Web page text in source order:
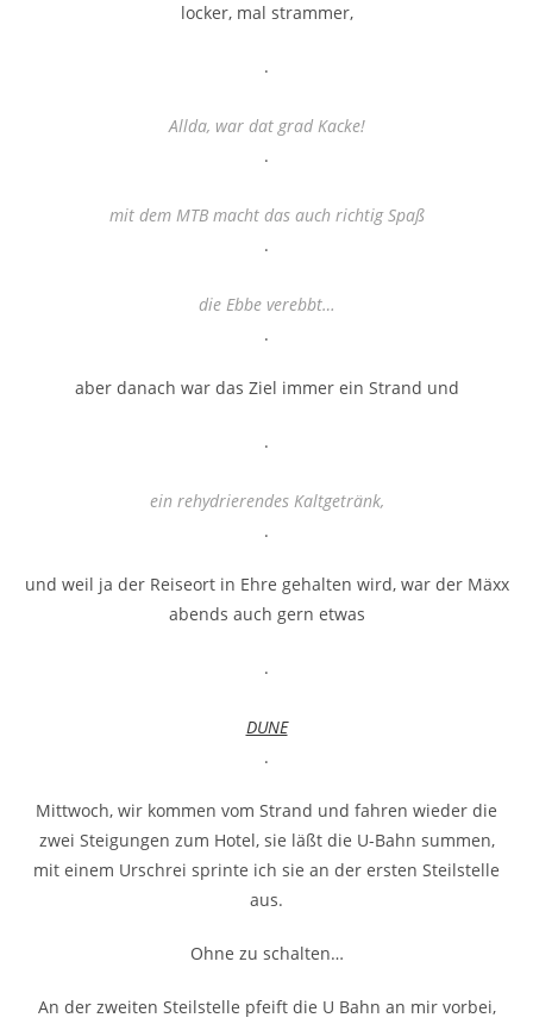
locker, mal strammer,
.
Allda, war dat grad Kacke!
.
mit dem MTB macht das auch richtig Spaß
.
die Ebbe verebbt…
.
aber danach war das Ziel immer ein Strand und
.
ein rehydrierendes Kaltgetränk,
.
und weil ja der Reiseort in Ehre gehalten wird, war der Mäxx
abends auch gern etwas
.
DUNE
.
Mittwoch, wir kommen vom Strand und fahren wieder die
zwei Steigungen zum Hotel, sie läßt die U-Bahn summen,
mit einem Urschrei sprinte ich sie an der ersten Steilstelle
aus.
Ohne zu schalten…
An der zweiten Steilstelle pfeift die U Bahn an mir vorbei,